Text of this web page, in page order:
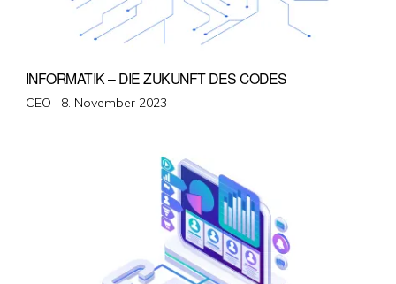
INFORMATIK – DIE ZUKUNFT DES CODES
CEO · Veröffentlicht
8. November 2023